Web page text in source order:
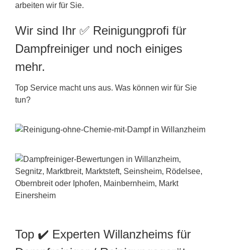
arbeiten wir für Sie.
Wir sind Ihr ✅ Reinigungprofi für
Dampfreiniger und noch einiges
mehr.
Top Service macht uns aus. Was können wir für Sie
tun?
Top ✔️ Experten Willanzheims für